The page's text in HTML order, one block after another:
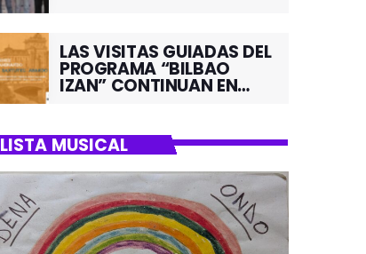
LAS VISITAS GUIADAS DEL
PROGRAMA “BILBAO
IZAN” CONTINUAN EN
LISTA MUSICAL